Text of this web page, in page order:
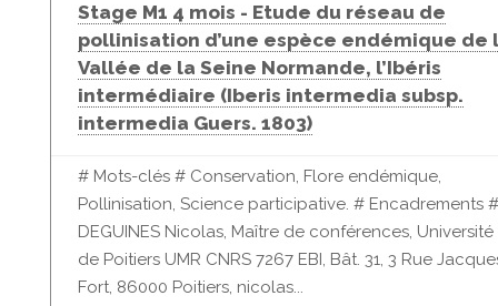
Stage M1 4 mois - Etude du réseau de
pollinisation d’une espèce endémique de
Vallée de la Seine Normande, l’Ibéris
intermédiaire (Iberis intermedia subsp.
intermedia Guers. 1803)
# Mots-clés # Conservation, Flore endémique,
Pollinisation, Science participative. # Encadrements #
DEGUINES Nicolas, Maître de conférences, Université
de Poitiers UMR CNRS 7267 EBI, Bât. 31, 3 Rue
Fort, 86000 Poitiers, nicolas...